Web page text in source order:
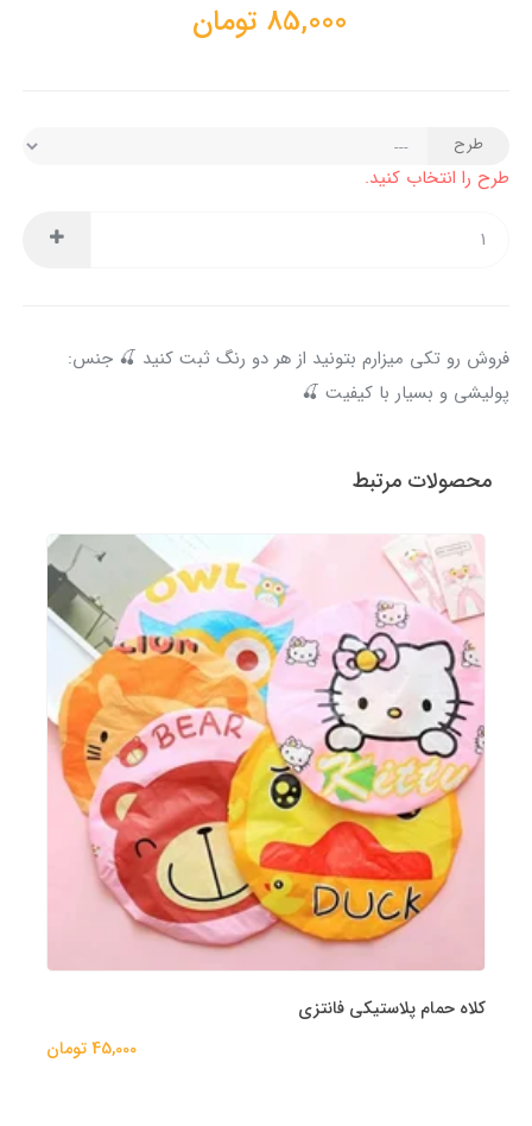
85,000 تومان
طرح
طرح را انتخاب کنید.
فروش رو تکی میزارم بتونید از هر دو رنگ ثبت کنید 🍒 جنس:
پولیشی و بسیار با کیفیت 🍒
محصولات مرتبط
کلاه حمام پلاستیکی فانتزی
45,000 تومان